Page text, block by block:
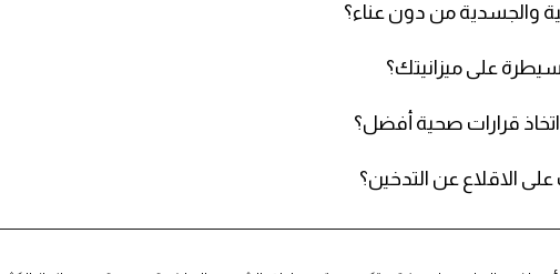
والجسدية من دون عناء؟
قرارات صحية أفضل؟
الاقلاع عن التدخين؟